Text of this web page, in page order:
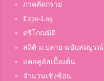
ภาคตัดกรวย
Expo-Log
ตรีโกณมิติ
สถิติ ม.ปลาย ฉบับสมบูรณ์
แคลคูลัสเบื้องต้น
จำนวนเชิงซ้อน